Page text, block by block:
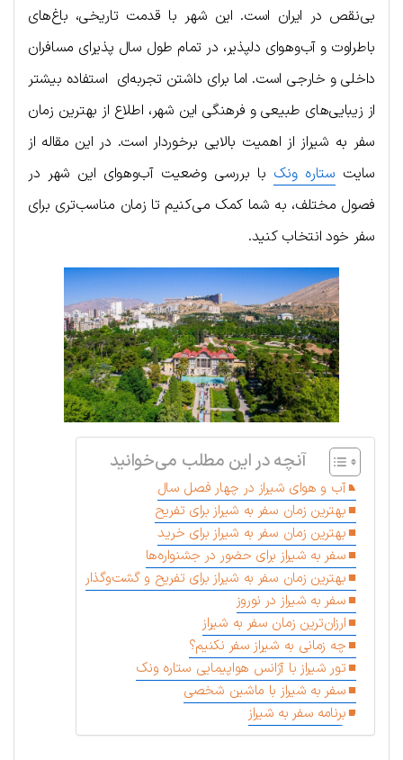
بی‌نقص در ایران است. این شهر با قدمت تاریخی، باغ‌های
باطراوت و آب‌و‌هوای دلپذیر، در تمام طول سال پذیرای مسافران
داخلی و خارجی است. اما برای داشتن تجربه‌ای استفاده بیشتر
از زیبایی‌های طبیعی و فرهنگی این شهر، اطلاع از بهترین زمان
سفر به شیراز از اهمیت بالایی برخوردار است. در این مقاله از
سایت ستاره ونک با بررسی وضعیت آب‌وهوای این شهر در
فصول مختلف، به شما کمک می‌کنیم تا زمان مناسب‌تری برای
سفر خود انتخاب کنید.
آنچه در این مطلب می‌خوانید
آب و هوای شیراز در چهار فصل سال
بهترین زمان سفر به شیراز برای تفریح
بهترین زمان سفر به شیراز برای خرید
سفر به شیراز برای حضور در جشنواره‌ها
بهترین زمان سفر به شیراز برای تفریح و گشت‌وگذار
سفر به شیراز در نوروز
ارزان‌ترین زمان سفر به شیراز
چه زمانی به شیراز سفر نکنیم؟
تور شیراز با آژانس هواپیمایی ستاره ونک
سفر به شیراز با ماشین شخصی
برنامه سفر به شیراز